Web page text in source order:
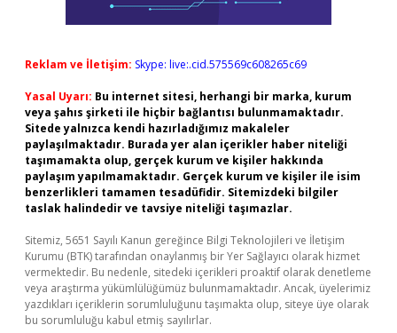
Reklam ve İletişim: Skype: live:.cid.575569c608265c69
Yasal Uyarı: Bu internet sitesi, herhangi bir marka, kurum
veya şahıs şirketi ile hiçbir bağlantısı bulunmamaktadır.
Sitede yalnızca kendi hazırladığımız makaleler
paylaşılmaktadır. Burada yer alan içerikler haber niteliği
taşımamakta olup, gerçek kurum ve kişiler hakkında
paylaşım yapılmamaktadır. Gerçek kurum ve kişiler ile isim
benzerlikleri tamamen tesadüfidir. Sitemizdeki bilgiler
taslak halindedir ve tavsiye niteliği taşımazlar.
Sitemiz, 5651 Sayılı Kanun gereğince Bilgi Teknolojileri ve İletişim
Kurumu (BTK) tarafından onaylanmış bir Yer Sağlayıcı olarak hizmet
vermektedir. Bu nedenle, sitedeki içerikleri proaktif olarak denetleme
veya araştırma yükümlülüğümüz bulunmamaktadır. Ancak, üyelerimiz
yazdıkları içeriklerin sorumluluğunu taşımakta olup, siteye üye olarak
bu sorumluluğu kabul etmiş sayılırlar.